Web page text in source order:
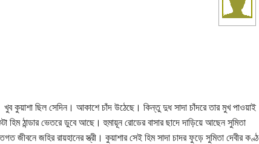
কুয়াশা ছিল সেদিন। আকাশে চাঁদ উঠেছে। কিন্তু দুধ সাদা চাঁদরে তার মুখ পাওয়াই
হিম ঠান্ডার ভেতরে ডুবে আছে। হুমায়ূন রোডের বাসার ছাদে দাড়িয়ে আছেন সুমিতা
জীবনে জহির রায়হানের স্ত্রী। কুয়াশার সেই হিম সাদা চাদর ফুড়ে সুমিতা দেবীর কণ্ঠ